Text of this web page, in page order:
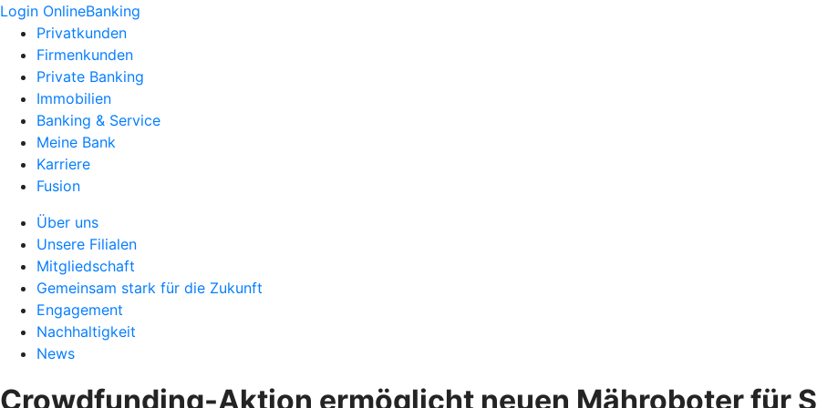
Login OnlineBanking
Privatkunden
Firmenkunden
Private Banking
Immobilien
Banking & Service
Meine Bank
Karriere
Fusion
Über uns
Unsere Filialen
Mitgliedschaft
Gemeinsam stark für die Zukunft
Engagement
Nachhaltigkeit
News
Crowdfunding-Aktion ermöglicht neuen Mähroboter für